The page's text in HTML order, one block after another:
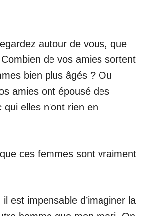
autour de vous, que
de vos amies sortent
bien plus âgés ? Ou
amies ont épousé des
qui elles n’ont rien en
ces femmes sont vraiment
est impensable d’imaginer la